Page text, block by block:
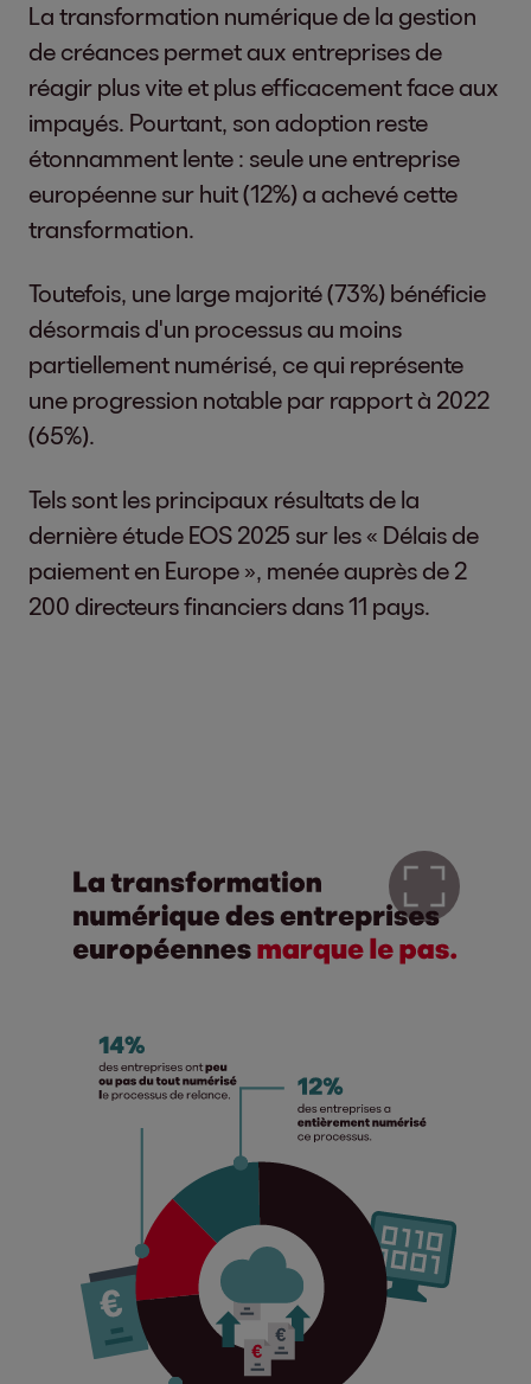
La transformation numérique de la gestion
de créances permet aux entreprises de
réagir plus vite et plus efficacement face aux
impayés. Pourtant, son adoption reste
étonnamment lente : seule une entreprise
européenne sur huit (12%) a achevé cette
transformation.
Toutefois, une large majorité (73%) bénéficie
désormais d'un processus au moins
partiellement numérisé, ce qui représente
une progression notable par rapport à 2022
(65%).
Tels sont les principaux résultats de la
dernière étude EOS 2025 sur les « Délais de
paiement en Europe », menée auprès de 2
200 directeurs financiers dans 11 pays.